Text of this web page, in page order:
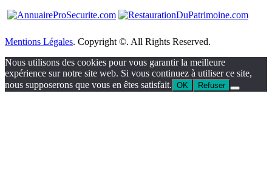
Mentions Légales. Copyright ©. All Rights Reserved.
Nous utilisons des cookies pour vous garantir la meilleure
expérience sur notre site web. Si vous continuez à utiliser ce site,
nous supposerons que vous en êtes satisfait. OK Refuser